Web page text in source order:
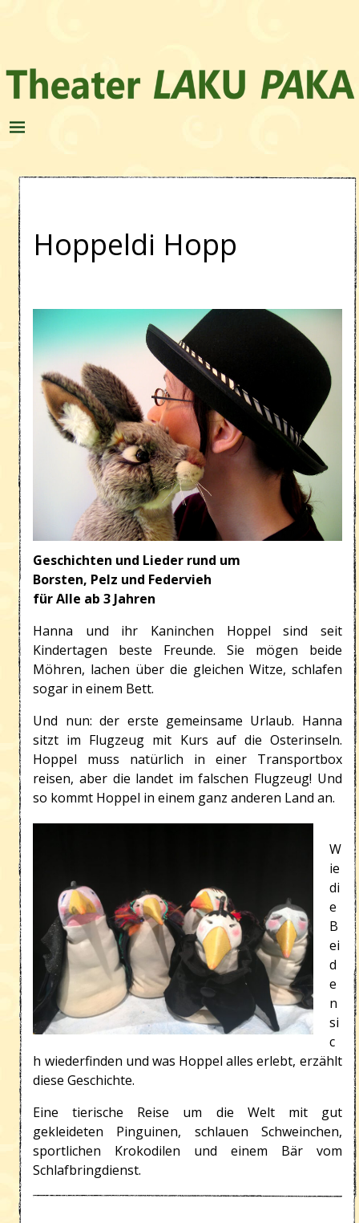
Hoppeldi Hopp
Geschichten und Lieder rund um
Borsten, Pelz und Federvieh
für Alle ab 3 Jahren
Hanna und ihr Kaninchen Hoppel sind seit
Kindertagen beste Freunde. Sie mögen beide
Möhren, lachen über die gleichen Witze, schlafen
sogar in einem Bett.
Und nun: der erste gemeinsame Urlaub. Hanna
sitzt im Flugzeug mit Kurs auf die Osterinseln.
Hoppel muss natürlich in einer Transportbox
reisen, aber die landet im falschen Flugzeug! Und
so kommt Hoppel in einem ganz anderen Land an.
W
ie
di
e
B
ei
d
e
n
si
c
h wiederfinden und was Hoppel alles erlebt, erzählt
diese Geschichte.
Eine tierische Reise um die Welt mit gut
gekleideten Pinguinen, schlauen Schweinchen,
sportlichen Krokodilen und einem Bär vom
Schlafbringdienst.